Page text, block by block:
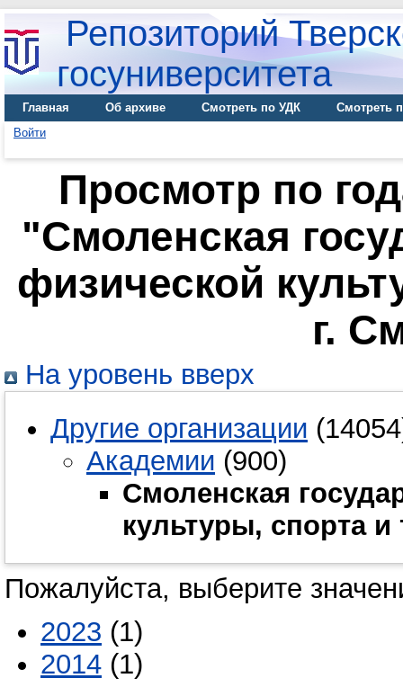
Репозиторий
госуниверситета
Главная Об архиве Смотреть по УДК
Смотреть
Войти
Просмотр по
"Смоленская
физической
г.
На уровень вверх
Другие организации
Академии (900)
Смоленская
культуры, спорта и
Пожалуйста, выберите
2023 (1)
2014 (1)